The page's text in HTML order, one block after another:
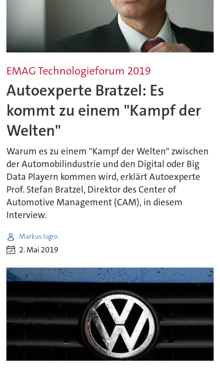
EMAG Technologieforum 2019
Autoexperte Bratzel: Es
kommt zu einem "Kampf der
Welten"
Warum es zu einem "Kampf der Welten" zwischen
der Automobilindustrie und den Digital oder Big
Data Playern kommen wird, erklärt Autoexperte
Prof. Stefan Bratzel, Direktor des Center of
Automotive Management (CAM), in diesem
Interview.
Markus Isgro
2. Mai 2019